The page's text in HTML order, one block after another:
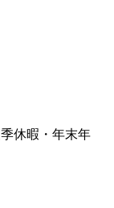
休暇・年末年